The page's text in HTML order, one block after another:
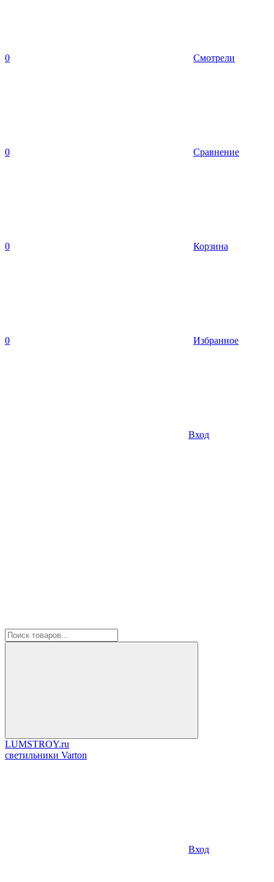
0 Смотрели
0 Сравнение
0 Корзина
0 Избранное
Вход
LUMSTROY.ru
cветильники Varton
Вход